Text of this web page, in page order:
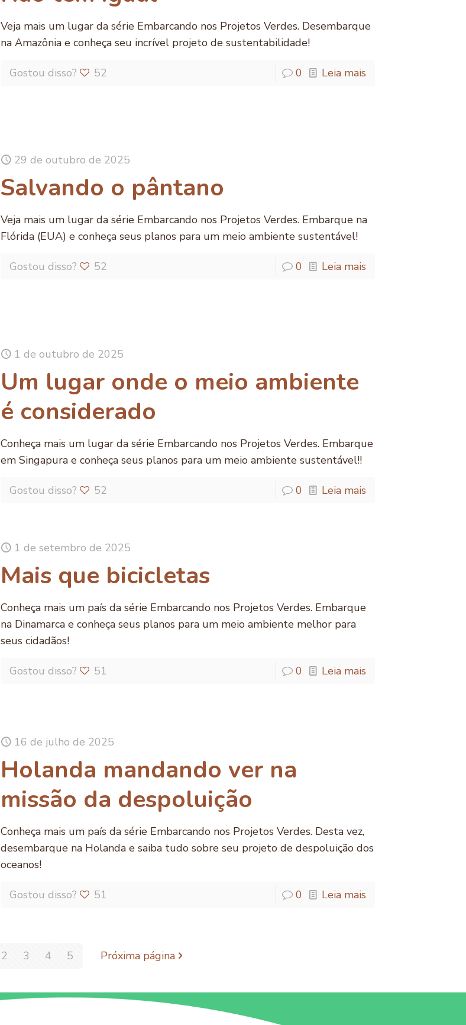
Veja mais um lugar da série Embarcando nos Projetos Verdes. Desembarque
na Amazônia e conheça seu incrível projeto de sustentabilidade!
Gostou disso? 52 0 Leia mais
29 de outubro de 2025
Salvando o pântano
Veja mais um lugar da série Embarcando nos Projetos Verdes. Embarque na
Flórida (EUA) e conheça seus planos para um meio ambiente sustentável!
Gostou disso? 52 0 Leia mais
1 de outubro de 2025
Um lugar onde o meio ambiente
é considerado
Conheça mais um lugar da série Embarcando nos Projetos Verdes. Embarque
em Singapura e conheça seus planos para um meio ambiente sustentável!!
Gostou disso? 52 0 Leia mais
1 de setembro de 2025
Mais que bicicletas
Conheça mais um país da série Embarcando nos Projetos Verdes. Embarque
na Dinamarca e conheça seus planos para um meio ambiente melhor para
seus cidadãos!
Gostou disso? 51 0 Leia mais
16 de julho de 2025
Holanda mandando ver na
missão da despoluição
Conheça mais um país da série Embarcando nos Projetos Verdes. Desta vez,
desembarque na Holanda e saiba tudo sobre seu projeto de despoluição dos
oceanos!
Gostou disso? 51 0 Leia mais
2 3 4 5 Próxima página